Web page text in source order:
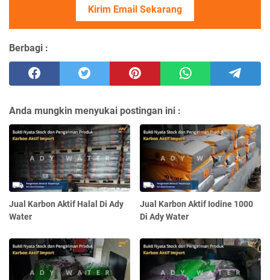
Kirim Email Sekarang
Berbagi :
Anda mungkin menyukai postingan ini :
Jual Karbon Aktif Halal Di Ady
Water
Jual Karbon Aktif Iodine 1000
Di Ady Water